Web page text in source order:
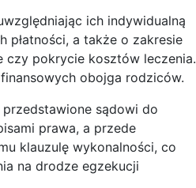
ich indywidualną
płatności, a także o zakresie
czy pokrycie kosztów leczenia.
obojga rodziców.
sądowi do
prawa, a przede
klauzulę wykonalności, co
na drodze egzekucji